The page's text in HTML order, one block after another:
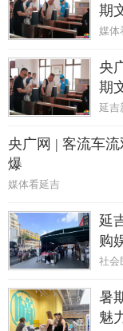
期
媒体
央
期
延吉
央广网 | 客流车
爆
媒体看延吉
延
购
社会
暑
魅